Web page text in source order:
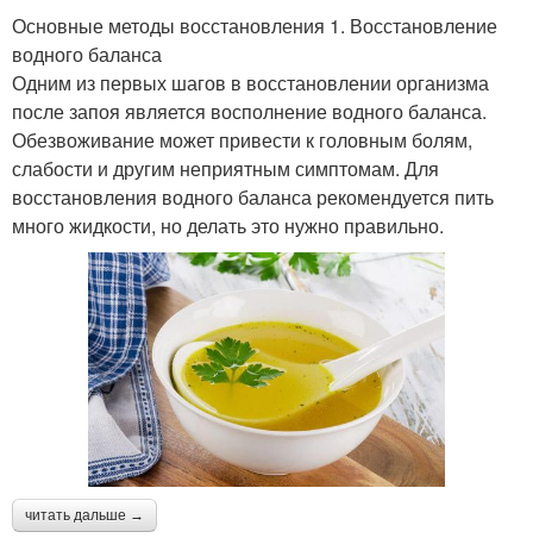
Основные методы восстановления 1. Восстановление
водного баланса
Одним из первых шагов в восстановлении организма
после запоя является восполнение водного баланса.
Обезвоживание может привести к головным болям,
слабости и другим неприятным симптомам. Для
восстановления водного баланса рекомендуется пить
много жидкости, но делать это нужно правильно.
читать дальше →